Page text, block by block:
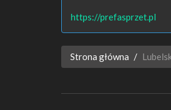
https://prefasprzet.pl
Strona główna